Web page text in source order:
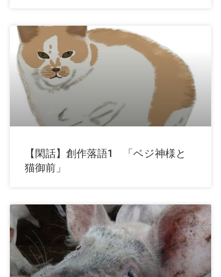
【閑話】創作落語1 「ベジ神様と
猫御前」